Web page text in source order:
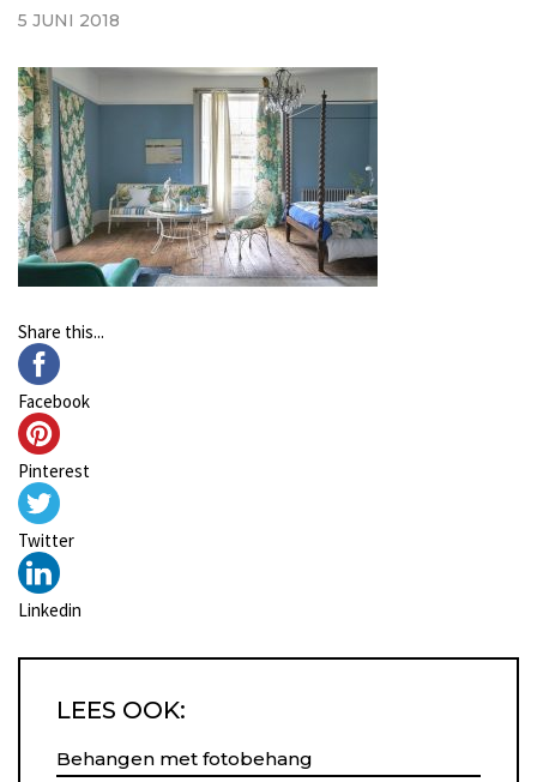
5 JUNI 2018
Share this...
Facebook
Pinterest
Twitter
Linkedin
LEES OOK:
Behangen met fotobehang